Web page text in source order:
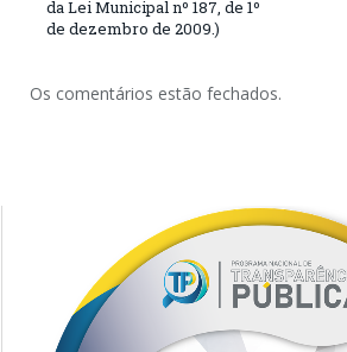
da Lei Municipal nº 187, de 1º
de dezembro de 2009.)
Os comentários estão fechados.